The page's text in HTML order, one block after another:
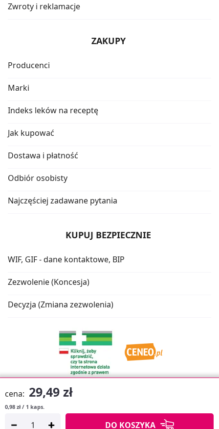
cena: 29,49 zł
0,98 zł / 1 kaps.
DO KOSZYKA
Zwroty i reklamacje
ZAKUPY
Producenci
Marki
Indeks leków na receptę
Jak kupować
Dostawa i płatność
Odbiór osobisty
Najczęściej zadawane pytania
KUPUJ BEZPIECZNIE
WIF, GIF - dane kontaktowe, BIP
Zezwolenie (Koncesja)
Decyzja (Zmiana zezwolenia)
APTUSSHOP